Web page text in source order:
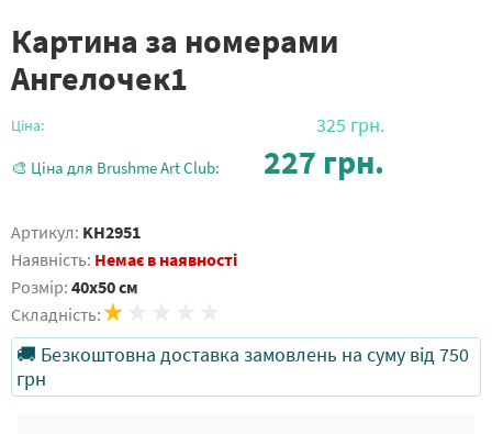
Картина за номерами
Ангелочек1
Ціна: 325 грн.
🎨 Ціна для Brushme Art Club: 227 грн.
Артикул: KH2951
Наявність: Немає в наявності
Розмір: 40x50 см
Складність:
🚚 Безкоштовна доставка замовлень на суму від 750
грн